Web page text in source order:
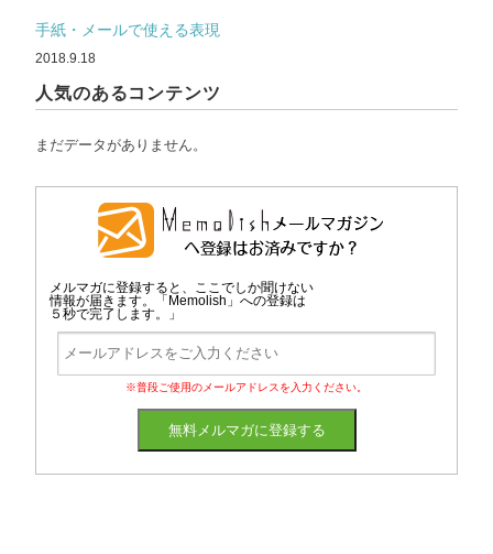
手紙・メールで使える表現
2018.9.18
人気のあるコンテンツ
まだデータがありません。
メルマガに登録すると、ここでしか聞けない
情報が届きます。「Memolish」への登録は
５秒で完了します。」
※普段ご使用のメールアドレスを入力ください。